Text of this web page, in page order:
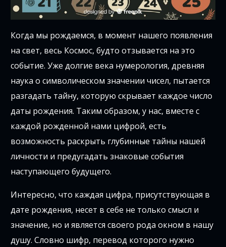
Когда мы рождаемся, в момент нашего появления
на свет, весь Космос, будто отзывается на это
событие. Уже долгие века нумерология, древняя
наука о символическом значении чисел, пытается
разгадать тайну, которую скрывает каждое число
даты рождения. Таким образом, у нас, вместе с
каждой рожденной нами цифрой, есть
возможность раскрыть глубинные тайны нашей
личности и предугадать знаковые события
наступающего будущего.
Интересно, что каждая цифра, присутствующая в
дате рождения, несет в себе не только смысл и
значение, но и является своего рода окном в нашу
душу. Словно шифр, перевод которого нужно